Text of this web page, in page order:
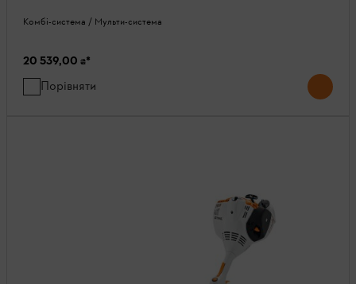
Комбі-система / Мульти-система
20 539,00 ₴*
Порівняти